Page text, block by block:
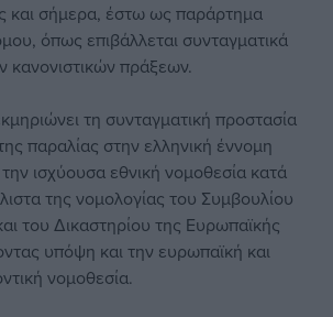
και σήμερα, έστω ως παράρτημα
όπως επιβάλλεται συνταγματικά
κανονιστικών πράξεων.
τη συνταγματική προστασία
παραλίας στην ελληνική έννομη
ισχύουσα εθνική νομοθεσία κατά
της νομολογίας του Συμβουλίου
του Δικαστηρίου της Ευρωπαϊκής
υπόψη και την ευρωπαϊκή και
νομοθεσία.